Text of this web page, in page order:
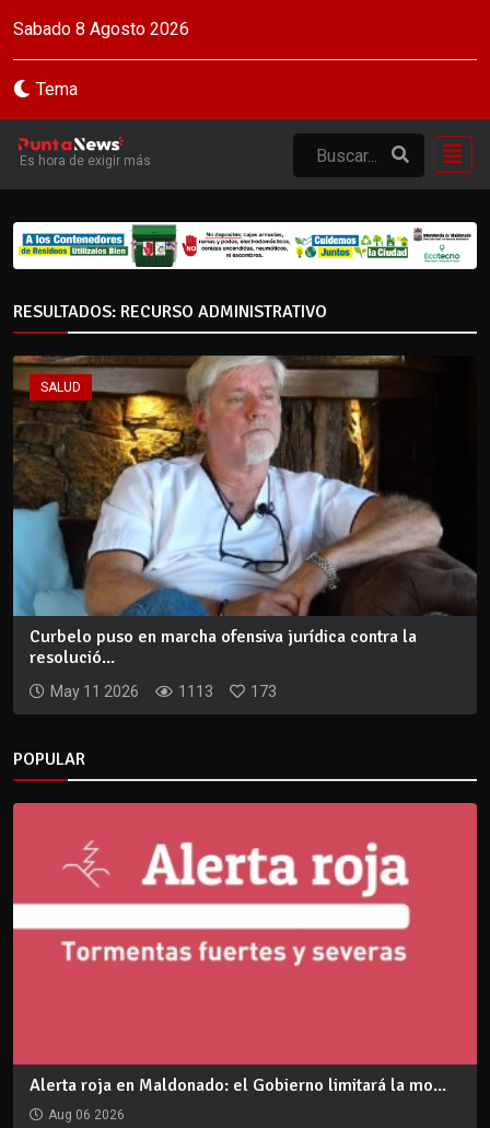
Sabado 8 Agosto 2026
Tema
Es hora de exigir más
RESULTADOS: RECURSO ADMINISTRATIVO
SALUD
Curbelo puso en marcha ofensiva jurídica contra la
resolució...
May 11 2026 1113 173
POPULAR
Alerta roja en Maldonado: el Gobierno limitará la mo...
Aug 06 2026